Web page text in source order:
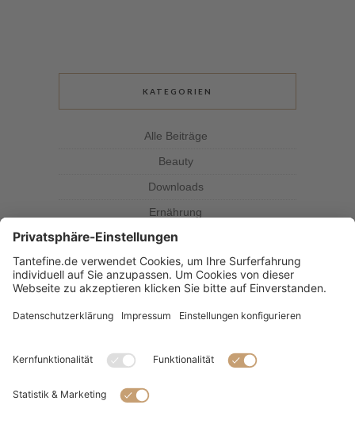
KATEGORIEN
Alle Beiträge
Beauty
Downloads
Ernährung
Kolumne
Kräuterkunde
Magazin
Rezepte